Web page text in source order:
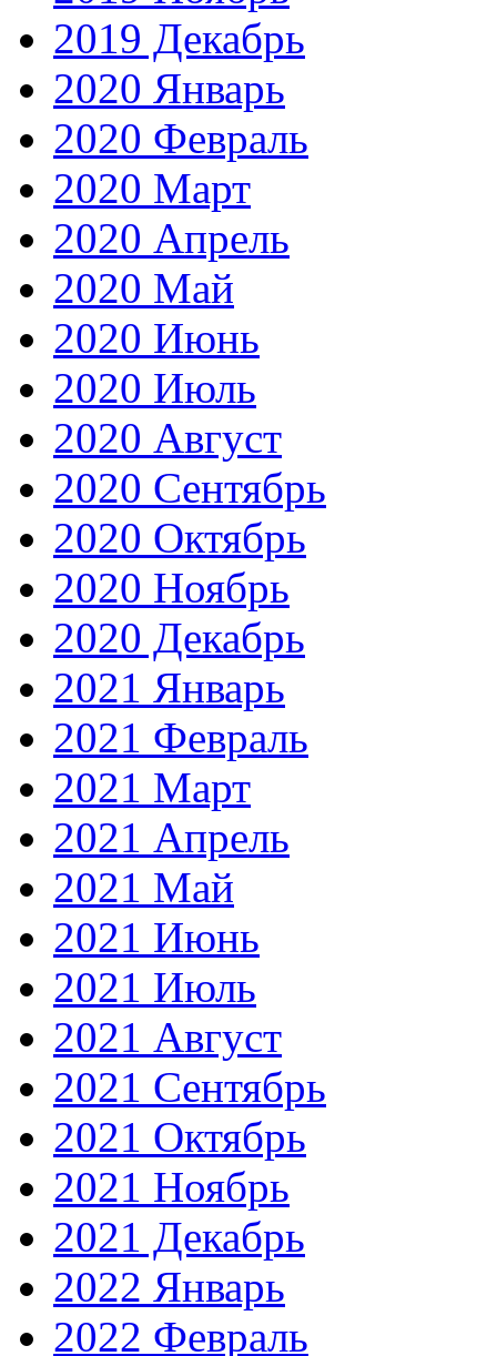
2019 Декабрь
2020 Январь
2020 Февраль
2020 Март
2020 Апрель
2020 Май
2020 Июнь
2020 Июль
2020 Август
2020 Сентябрь
2020 Октябрь
2020 Ноябрь
2020 Декабрь
2021 Январь
2021 Февраль
2021 Март
2021 Апрель
2021 Май
2021 Июнь
2021 Июль
2021 Август
2021 Сентябрь
2021 Октябрь
2021 Ноябрь
2021 Декабрь
2022 Январь
2022 Февраль